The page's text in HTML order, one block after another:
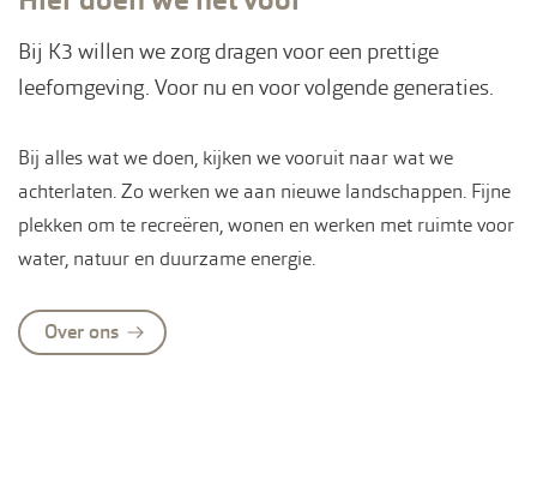
Bij K3 willen we zorg dragen voor een prettige
leefomgeving. Voor nu en voor volgende generaties.
Bij alles wat we doen, kijken we vooruit naar wat we
achterlaten. Zo werken we aan nieuwe landschappen. Fijne
plekken om te recreëren, wonen en werken met ruimte voor
water, natuur en duurzame energie.
Over ons